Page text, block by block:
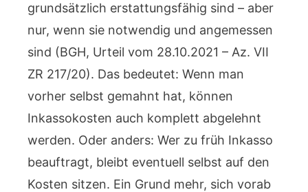
grundsätzlich erstattungsfähig sind – aber
nur, wenn sie notwendig und angemessen
sind (BGH, Urteil vom 28.10.2021 – Az. VII
ZR 217/20). Das bedeutet: Wenn man
vorher selbst gemahnt hat, können
Inkassokosten auch komplett abgelehnt
werden. Oder anders: Wer zu früh Inkasso
beauftragt, bleibt eventuell selbst auf den
Kosten sitzen. Ein Grund mehr, sich vorab